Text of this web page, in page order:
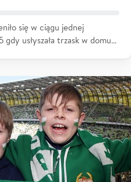
się w ciągu jednej
usłyszała trzask w domu…